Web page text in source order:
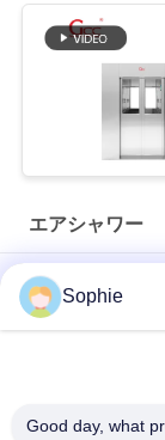
エアシャワー
GCC貨物クリー
ラボ用光電センサ
Sophie
Good day, what